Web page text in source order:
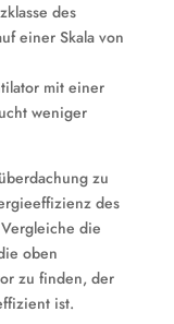
des
einer Skala von
mit einer
weniger
zu
des
die
oben
zu finden, der
ist.